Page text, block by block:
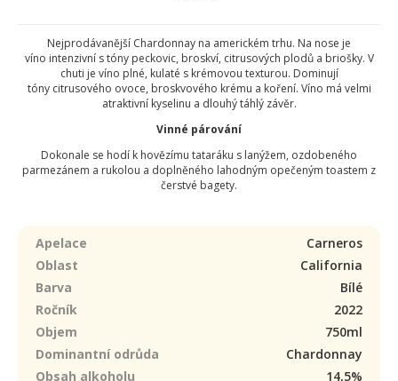
Nejprodávanější Chardonnay na americkém trhu. Na nose je
víno intenzivní s tóny peckovic, broskví, citrusových plodů a briošky. V
chuti je víno plné, kulaté s krémovou texturou. Dominují
tóny citrusového ovoce, broskvového krému a koření. Víno má velmi
atraktivní kyselinu a dlouhý táhlý závěr.
Vinné párování
Dokonale se hodí k hovězímu tataráku s lanýžem, ozdobeného
parmezánem a rukolou a doplněného lahodným opečeným toastem z
čerstvé bagety.
Apelace
Carneros
Oblast
California
Barva
Bílé
Ročník
2022
Objem
750ml
Dominantní odrůda
Chardonnay
Obsah alkoholu
14,5%